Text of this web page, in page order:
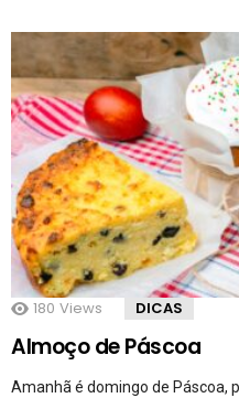
180 Views DICAS
Almoço de Páscoa
Amanhã é domingo de Páscoa,